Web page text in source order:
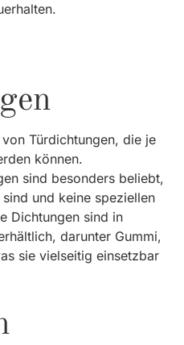
Türdichtungen, die je
können.
sind besonders beliebt,
und keine speziellen
Dichtungen sind in
darunter Gummi,
sie vielseitig einsetzbar